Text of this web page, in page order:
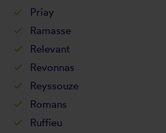
Priay
Ramasse
Relevant
Revonnas
Reyssouze
Romans
Ruffieu